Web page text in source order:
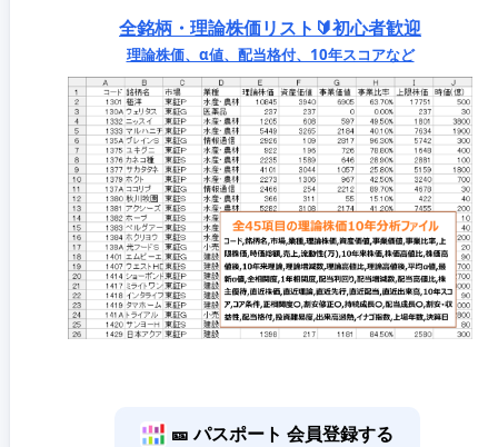
全銘柄・理論株価リスト🔰初心者歓迎
理論株価、α値、配当格付、10年スコアなど
🎫 パスポート 会員登録する